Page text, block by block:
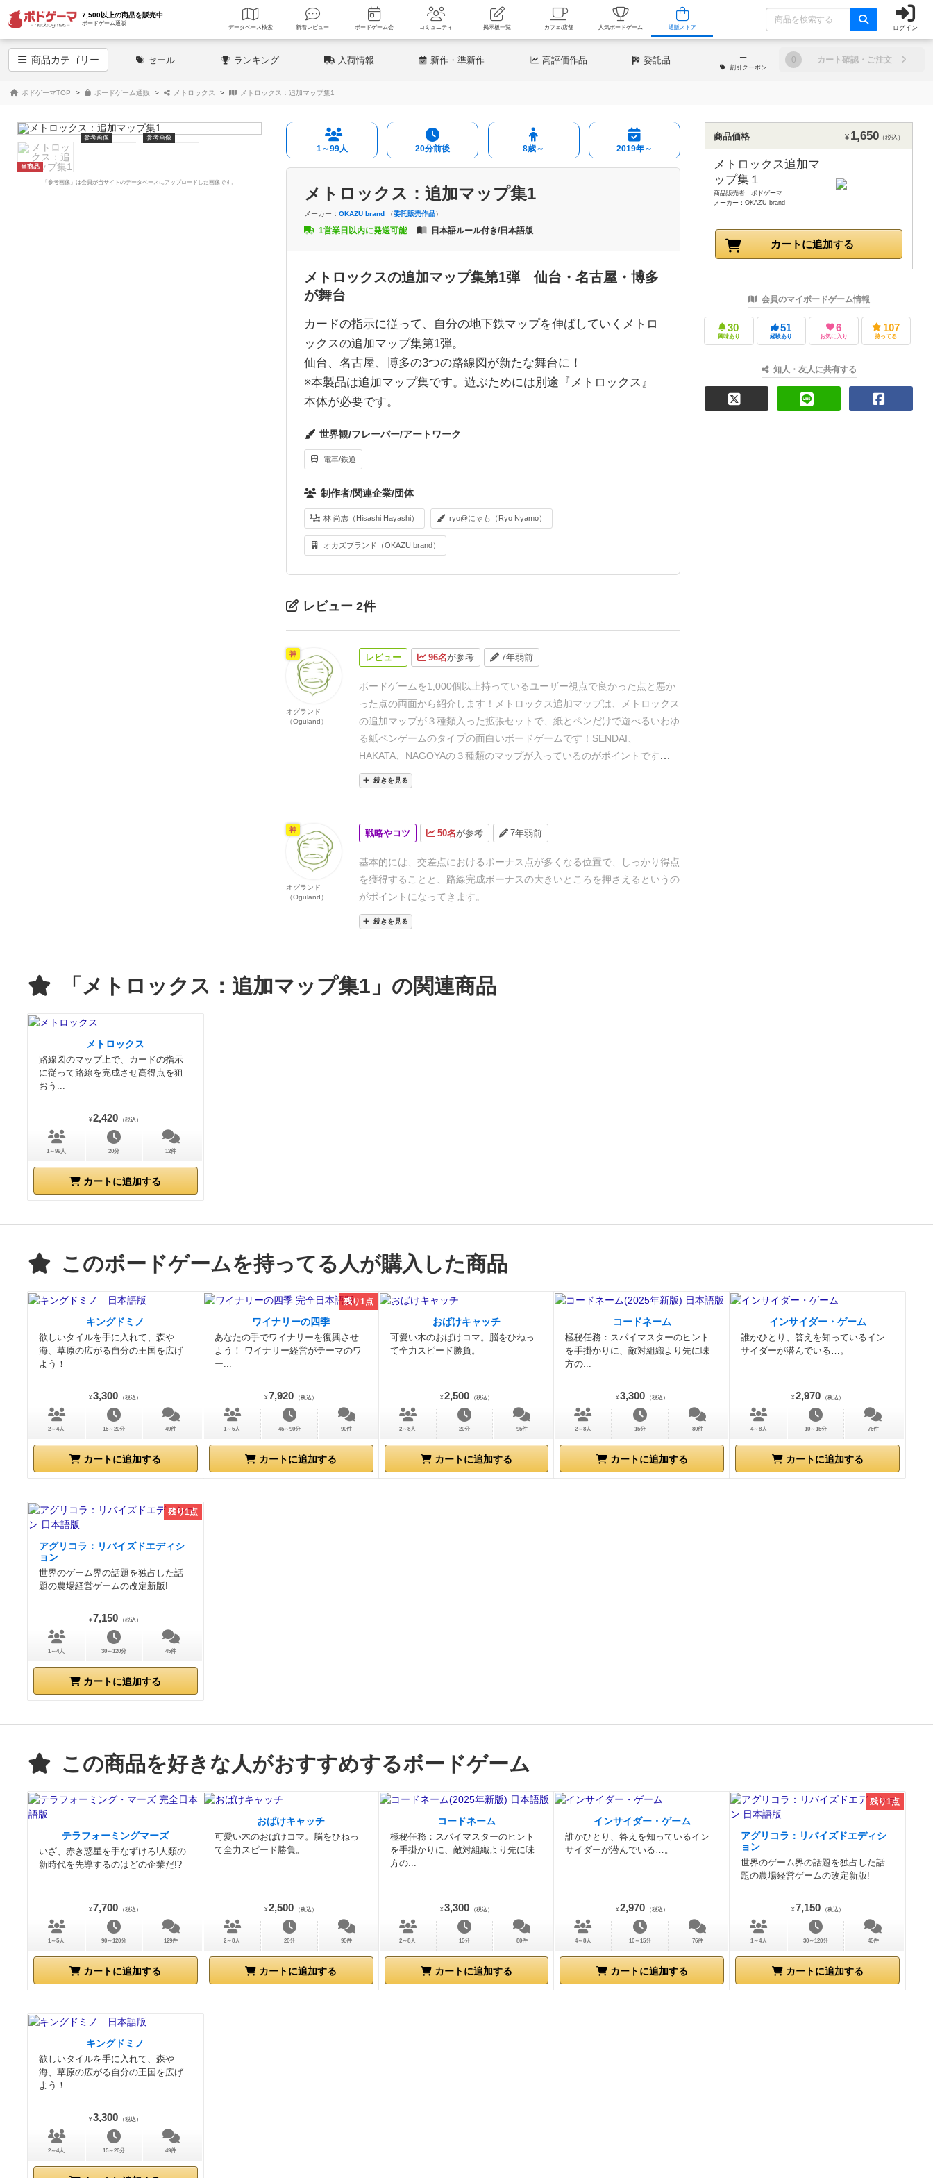
7,500以上の商品を販売中
ボードゲーム通販
データベース 検索 新着レビュー ボードゲーム会 コミュニティ 掲示板一覧 カフェ/店舗 人気ボードゲーム 通販ストア ログイン
商品カテゴリー セール ランキング 入荷情報 新作 ・準新作 高評価作品 委託品 ─
割引 クーポン
0 カート確認・ご注文
ボドゲーマTOP ボードゲーム通販 メトロックス メトロックス：追加マップ集1
当商品
参考画像 参考画像
「参考画像」は会員が当サイトのデータベースにアップロードした画像です。
1～99人 20分前後 8歳～ 2019年～
メトロックス：追加マップ集1
メーカー：OKAZU brand （委託販売作品）
1営業日以内に発送可能 日本語ルール付き/日本語版
メトロックスの追加マップ集第1弾 仙台・名古屋・博多
が舞台
カードの指示に従って、自分の地下鉄マップを伸ばしていくメトロ
ックスの追加マップ集第1弾。
仙台、名古屋、博多の3つの路線図が新たな舞台に！
※本製品は追加マップ集です。遊ぶためには別途『メトロックス』
本体が必要です。
世界観/フレーバー/アートワーク
電車/鉄道
制作者/関連企業/団体
林 尚志（Hisashi Hayashi） ryo@にゃも（Ryo Nyamo）
オカズブランド（OKAZU brand）
レビュー 2件
レビュー 96名が参考 7年弱前
ボードゲームを1,000個以上持っているユーザー視点で良かった点と悪か
った点の両面から紹介します！
メトロックス追加マップは、メトロックス
の追加マップが３種類入った拡張セットで、紙とペンだけで遊べるいわゆ
る紙ペンゲームのタイプの面白いボードゲームです！ SENDAI、
HAKATA、NAGOYAの３種類のマップが入っているのがポイントです！ま
たマップによって追加ルール（複数分岐、複数の終点、環状線）がありま
す。土地勘が無いエリアは、少し遊ぶのに親近感がなくワクワク度が減っ
てしまいます・・・好き度（Like）▶3pt.≪★★★≫おすすめ度
（Recommended）▶2pt.≪★★≫子どもと度（With kids）
▶2pt.≪★★≫メトロックス追加マップの簡単なゲームの流れとルール解
説はこちらをご覧ください！
続きを見る
神
オグランド
（Oguland）
戦略やコツ 50名が参考 7年弱前
基本的には、交差点におけるボーナス点が多くなる位置で、しっかり得点
を獲得することと、路線完成ボーナスの大きいところを押さえるというの
がポイントになってきます。
続きを見る
神
オグランド
（Oguland）
商品価格 ¥ 1,650 （税込）
メトロックス追加マ
ップ集１
商品販売者：ボドゲーマ
メーカー：OKAZU brand
カートに追加する
会員のマイボードゲーム情報
30
興味あり
51
経験あり
6
お気に入り
107
持ってる
知人・友人に共有する
「メトロックス：追加マップ集1」の関連商品
メトロックス
路線図のマップ上で、カードの指示
に従って路線を完成させ高得点を狙
おう...
¥ 2,420 （税込）
1～99人 20分 12件
カートに追加する
このボードゲームを持ってる人が購入した商品
キングドミノ
欲しいタイルを手に入れて、森や
海、草原の広がる自分の王国を広げ
よう！
¥ 3,300 （税込）
2～4人 15～20分 49件
カートに追加する
残り1点
ワイナリーの四季
あなたの手でワイナリーを復興させ
よう！ ワイナリー経営がテーマのワ
ー...
¥ 7,920 （税込）
1～6人 45～90分 90件
カートに追加する
おばけキャッチ
可愛い木のおばけコマ。脳をひねっ
て全力スピード勝負。
¥ 2,500 （税込）
2～8人 20分 95件
カートに追加する
コードネーム
極秘任務：スパイマスターのヒント
を手掛かりに、敵対組織より先に味
方の...
¥ 3,300 （税込）
2～8人 15分 80件
カートに追加する
インサイダー・ゲーム
誰かひとり、答えを知っているイン
サイダーが潜んでいる…。
¥ 2,970 （税込）
4～8人 10～15分 76件
カートに追加する
残り1点
アグリコラ：リバイズドエディシ
ョン
世界のゲーム界の話題を独占した話
題の農場経営ゲームの改定新版!
¥ 7,150 （税込）
1～4人 30～120分 45件
カートに追加する
この商品を好きな人がおすすめするボードゲーム
テラフォーミングマーズ
いざ、赤き惑星を手なずけろ!人類の
新時代を先導するのはどの企業だ!?
¥ 7,700 （税込）
1～5人 90～120分 129件
カートに追加する
おばけキャッチ
可愛い木のおばけコマ。脳をひねっ
て全力スピード勝負。
¥ 2,500 （税込）
2～8人 20分 95件
カートに追加する
コードネーム
極秘任務：スパイマスターのヒント
を手掛かりに、敵対組織より先に味
方の...
¥ 3,300 （税込）
2～8人 15分 80件
カートに追加する
インサイダー・ゲーム
誰かひとり、答えを知っているイン
サイダーが潜んでいる…。
¥ 2,970 （税込）
4～8人 10～15分 76件
カートに追加する
残り1点
アグリコラ：リバイズドエディシ
ョン
世界のゲーム界の話題を独占した話
題の農場経営ゲームの改定新版!
¥ 7,150 （税込）
1～4人 30～120分 45件
カートに追加する
キングドミノ
欲しいタイルを手に入れて、森や
海、草原の広がる自分の王国を広げ
よう！
¥ 3,300 （税込）
2～4人 15～20分 49件